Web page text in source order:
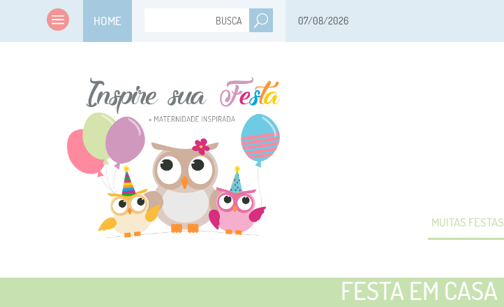
HOME 07/08/2026
MUITAS FESTAS
FESTA EM CASA